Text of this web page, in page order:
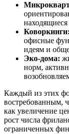
находящиеся
Коворкинги:
офисные
идеям и
Эко-дома:
норм,
Каждый из этих
востребованным,
как увеличение
рост числа
ограниченных